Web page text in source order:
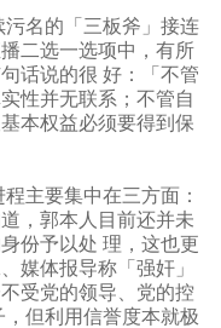
名的「三板斧」接连
二选一选项中，有所
话说的很 好：「不管
性并无联系；不管自
本权益必须要得到保
主要集中在三方面：
，郭本人目前还并未
份予以处 理，这也更
媒体报导称「强奸」
受党的领导、党的控
但利用信誉度本就极